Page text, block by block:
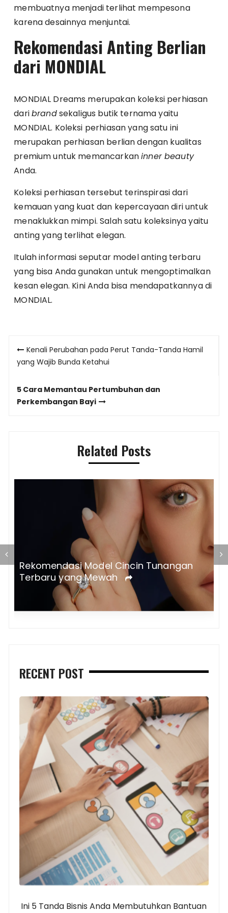
membuatnya menjadi terlihat mempesona
karena desainnya menjuntai.
Rekomendasi Anting Berlian
dari MONDIAL
MONDIAL Dreams merupakan koleksi perhiasan
daribrandsekaligus butik ternama yaitu
MONDIAL. Koleksi perhiasan yang satu ini
merupakan perhiasan berlian dengan kualitas
premium untuk memancarkaninner beauty
Anda.
Koleksi perhiasan tersebut terinspirasi dari
kemauan yang kuat dan kepercayaan diri untuk
menaklukkan mimpi. Salah satu koleksinya yaitu
anting yang terlihat elegan.
Itulah informasi seputar model anting terbaru
yang bisa Anda gunakan untuk mengoptimalkan
kesan elegan. Kini Anda bisa mendapatkannya di
MONDIAL.
Post
navigation
Kenali Perubahan pada Perut Tanda-Tanda Hamil
yang Wajib Bunda Ketahui
5 Cara Memantau Pertumbuhan dan
Perkembangan Bayi
Related Posts
Rekomendasi Model Cincin Tunangan
Terbaru yang Mewah
RECENT POST
Ini 5 Tanda Bisnis Anda Membutuhkan Bantuan